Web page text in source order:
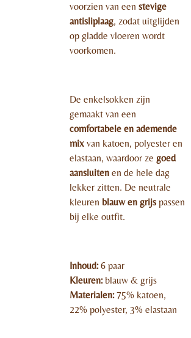
voorzien van een stevige
antisliplaag, zodat uitglijden
op gladde vloeren wordt
voorkomen.
De enkelsokken zijn
gemaakt van een
comfortabele en ademende
mix van katoen, polyester en
elastaan, waardoor ze goed
aansluiten en de hele dag
lekker zitten. De neutrale
kleuren blauw en grijs passen
bij elke outfit.
Inhoud:6 paar
Kleuren:blauw & grijs
Materialen:75% katoen,
22% polyester, 3% elastaan